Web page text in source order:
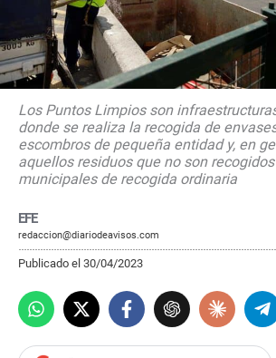
Los Puntos Limpios son
donde se realiza la recogida de
escombros de pequeña entidad y, en
aquellos residuos que no son
municipales de recogida ordinaria
EFE
redaccion@diariodeavisos.com
Publicado el 30/04/2023